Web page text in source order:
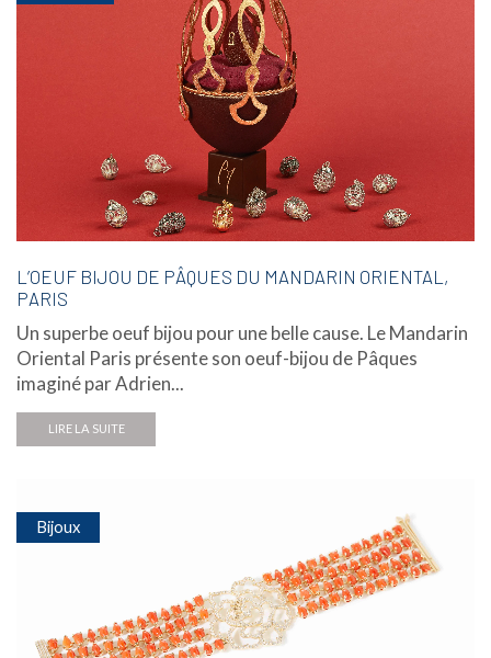
L’OEUF BIJOU DE PÂQUES DU MANDARIN ORIENTAL,
PARIS
Un superbe oeuf bijou pour une belle cause. Le Mandarin
Oriental Paris présente son oeuf-bijou de Pâques
imaginé par Adrien...
LIRE LA SUITE
Bijoux